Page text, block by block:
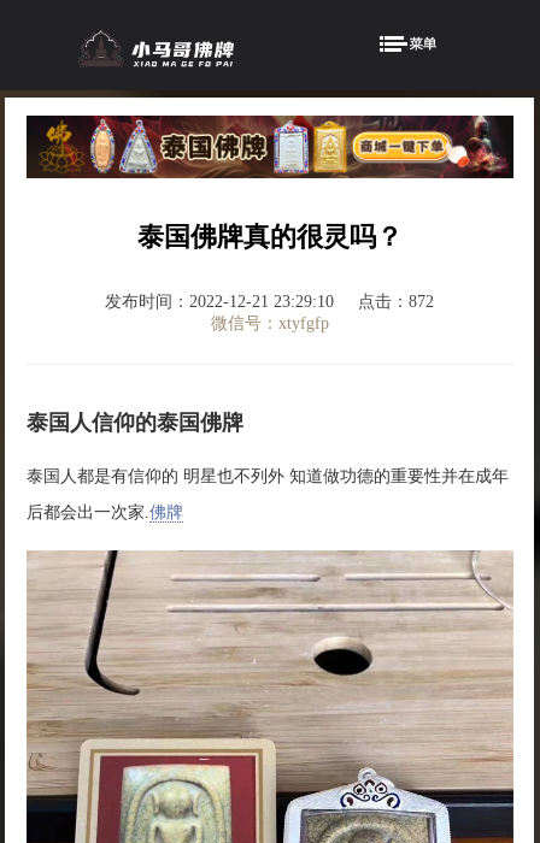
泰国佛牌真的很灵吗？
发布时间：2022-12-21 23:29:10
点击：872
微信号：xtyfgfp
泰国人信仰的泰国佛牌
泰国人都是有信仰的 明星也不列外 知道做功德的重要性并在成年
后都会出一次家.佛牌